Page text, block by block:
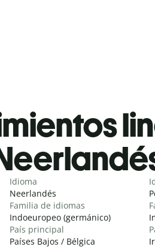
Idioma
Neerlandés
Familia de idiomas
Indoeuropeo (germánico)
País principal
Países Bajos / Bélgica